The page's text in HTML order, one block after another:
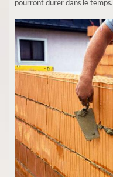
pourront durer dans le temps.